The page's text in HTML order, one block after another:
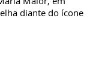
diante do ícone